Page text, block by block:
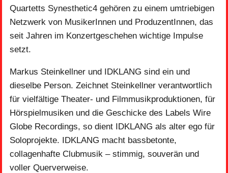
Quartetts Synesthetic4 gehören zu einem umtriebigen
Netzwerk von MusikerInnen und ProduzentInnen, das
seit Jahren im Konzertgeschehen wichtige Impulse
setzt.
Markus Steinkellner und IDKLANG sind ein und
dieselbe Person. Zeichnet Steinkellner verantwortlich
für vielfältige Theater- und Filmmusikproduktionen, für
Hörspielmusiken und die Geschicke des Labels Wire
Globe Recordings, so dient IDKLANG als alter ego für
Soloprojekte. IDKLANG macht bassbetonte,
collagenhafte Clubmusik – stimmig, souverän und
voller Querverweise.